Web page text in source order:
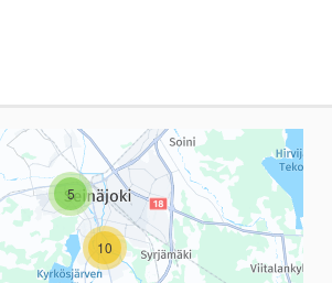
on kartta, joka esittää tämän
5
10